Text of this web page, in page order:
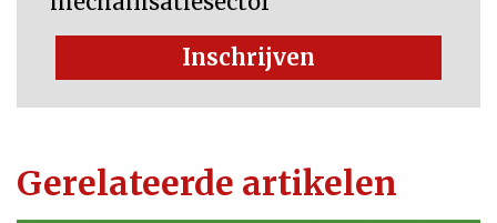
Inschrijven
Gerelateerde artikelen